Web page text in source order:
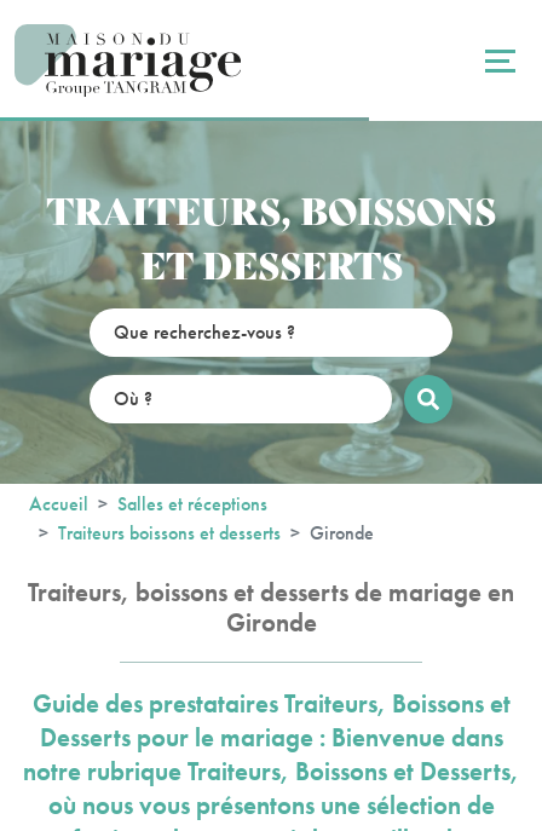
TRAITEURS, BOISSONS
ET DESSERTS
Accueil
Salles et réceptions
Traiteurs boissons et desserts
Gironde
Traiteurs, boissons et desserts de mariage en
Gironde
Guide des prestataires Traiteurs, Boissons et
Desserts pour le mariage : Bienvenue dans
notre rubrique Traiteurs, Boissons et Desserts,
où nous vous présentons une sélection de